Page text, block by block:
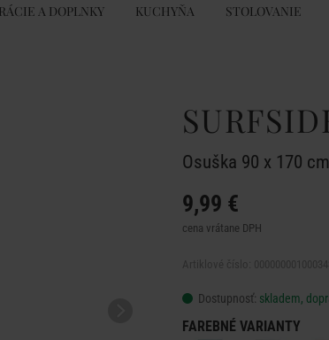
A DOPLNKY KUCHYŇA STOLOVANIE
Osuška 90 x 170
9,99 €
cena vrátane DPH
Dostupnosť: skladem,
FAREBNÉ VARIANTY